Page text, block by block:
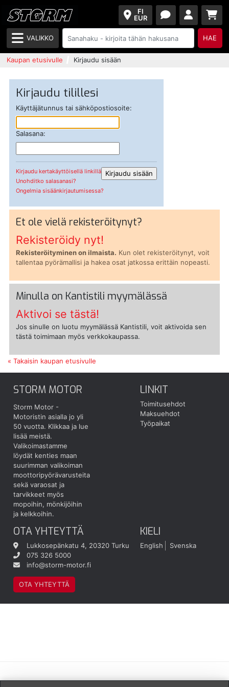
FI
EUR
VALIKKO HAE
Kaupan etusivulle Kirjaudu sisään
Kirjaudu tilillesi
Käyttäjätunnus tai sähköpostiosoite:
Salasana:
Kirjaudu kertakäyttöisellä linkillä
Unohditko salasanasi?
Ongelmia sisäänkirjautumisessa?
Et ole vielä rekisteröitynyt?
Rekisteröidy nyt!
Rekisteröityminen on ilmaista. Kun olet rekisteröitynyt, voit
tallentaa pyörämallisi ja hakea osat jatkossa erittäin nopeasti.
Minulla on Kantistili myymälässä
Aktivoi se tästä!
Jos sinulle on luotu myymälässä Kantistili, voit aktivoida sen
tästä toimimaan myös verkkokaupassa.
« Takaisin kaupan etusivulle
STORM MOTOR
Storm Motor -
Motoristin asialla jo yli
50 vuotta. Klikkaa ja lue
lisää meistä.
Valikoimastamme
löydät kenties maan
suurimman valikoiman
moottoripyörävarusteita
sekä varaosat ja
tarvikkeet myös
mopoihin, mönkijöihin
ja kelkkoihin.
LINKIT
Toimitusehdot
Maksuehdot
Työpaikat
OTA YHTEYTTÄ
Lukkosepänkatu 4, 20320 Turku
075 326 5000
info@storm-motor.fi
OTA YHTEYTTÄ
KIELI
English Svenska